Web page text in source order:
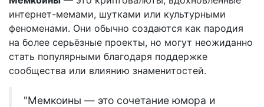
интернет-мемами, шутками или культурными
феноменами. Они обычно создаются как пародия
на более серьёзные проекты, но могут неожиданно
стать популярными благодаря поддержке
сообщества или влиянию знаменитостей.
"Мемкоины — это сочетание юмора и